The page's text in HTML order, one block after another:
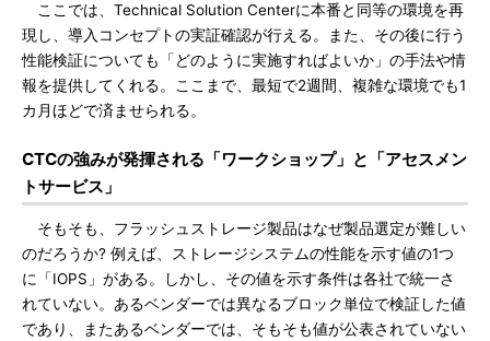
ここでは、Technical Solution Centerに本番と同等の環境を再
現し、導入コンセプトの実証確認が行える。また、その後に行う
性能検証についても「どのように実施すればよいか」の手法や情
報を提供してくれる。ここまで、最短で2週間、複雑な環境でも1
カ月ほどで済ませられる。
CTCの強みが発揮される「ワークショップ」と「アセスメン
トサービス」
そもそも、フラッシュストレージ製品はなぜ製品選定が難しい
のだろうか? 例えば、ストレージシステムの性能を示す値の1つ
に「IOPS」がある。しかし、その値を示す条件は各社で統一さ
れていない。あるベンダーでは異なるブロック単位で検証した値
であり、またあるベンダーでは、そもそも値が公表されていない